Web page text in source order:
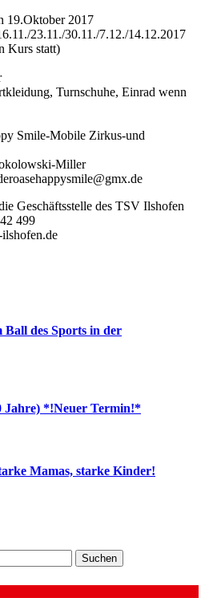
19.Oktober 2017
23.11./30.11./7.12./14.12.2017
Kurs statt)
Turnschuhe, Einrad wenn
Smile-Mobile Zirkus-und
Miller
Geschäftsstelle des TSV Ilshofen
499
des Sports in der
Jahre) *!Neuer Termin!*
Mamas, starke Kinder!